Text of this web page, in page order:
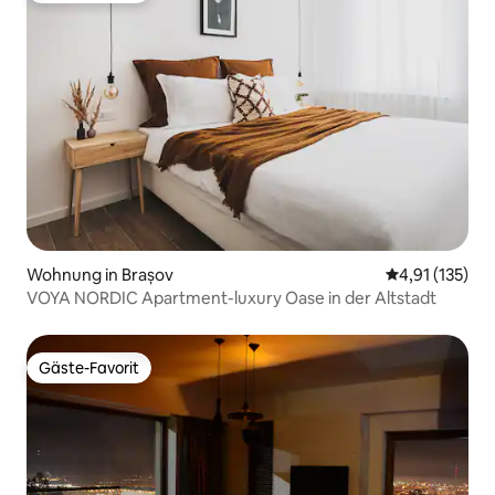
Wohnung in Brașov
4,91 (135)
VOYA NORDIC Apartment-luxury Oase in der Altstadt
Gäste-Favorit
Gäste-Favorit